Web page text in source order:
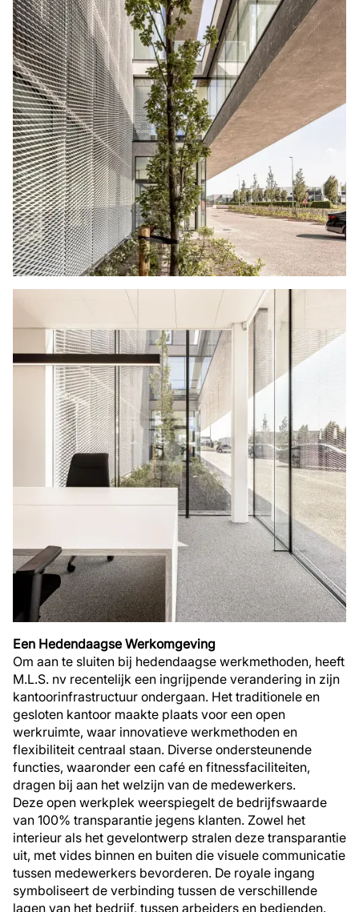
Een Hedendaagse Werkomgeving
Om aan te sluiten bij hedendaagse werkmethoden, heeft
M.L.S. nv recentelijk een ingrijpende verandering in zijn
kantoorinfrastructuur ondergaan. Het traditionele en
gesloten kantoor maakte plaats voor een open
werkruimte, waar innovatieve werkmethoden en
flexibiliteit centraal staan. Diverse ondersteunende
functies, waaronder een café en fitnessfaciliteiten,
dragen bij aan het welzijn van de medewerkers.
Deze open werkplek weerspiegelt de bedrijfswaarde
van 100% transparantie jegens klanten. Zowel het
interieur als het gevelontwerp stralen deze transparantie
uit, met vides binnen en buiten die visuele communicatie
tussen medewerkers bevorderen. De royale ingang
symboliseert de verbinding tussen de verschillende
lagen van het bedrijf, tussen arbeiders en bedienden.